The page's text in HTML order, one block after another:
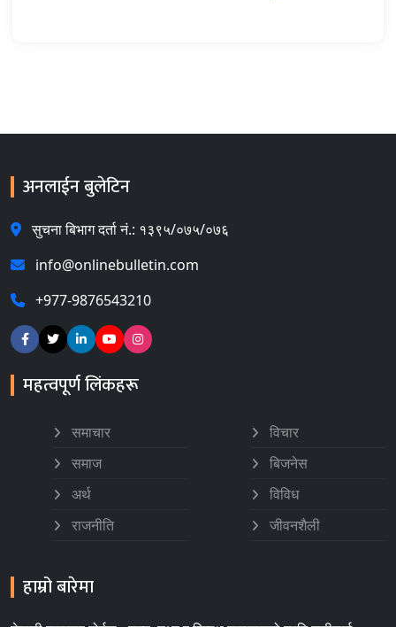
अनलाईन बुलेटिन
सुचना बिभाग दर्ता नं.: १३९५/०७५/०७६
info@onlinebulletin.com
+977-9876543210
महत्वपूर्ण लिंकहरू
समाचार
समाज
अर्थ
राजनीति
विचार
बिजनेस
विविध
जीवनशैली
हाम्रो बारेमा